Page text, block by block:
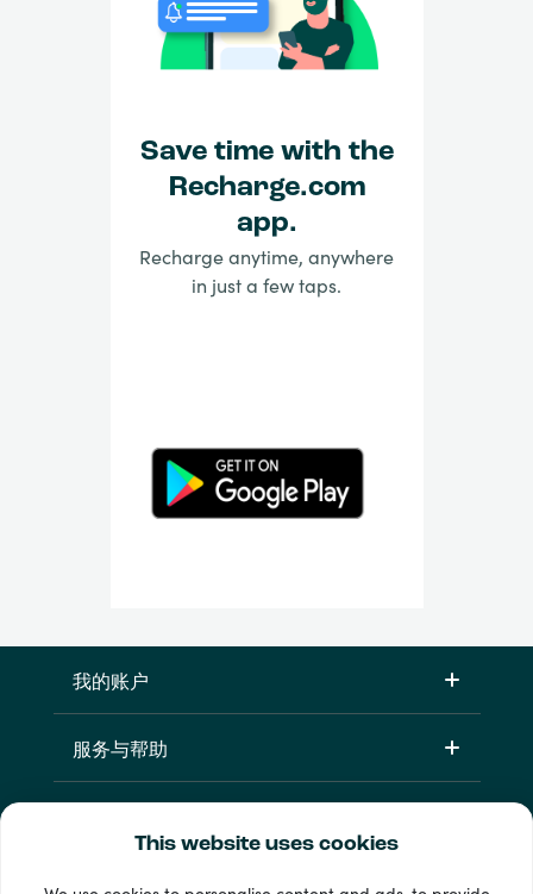
This website uses cookies
Save time with the
Recharge.com
app.
Recharge anytime, anywhere
in just a few taps.
我的账户
服务与帮助